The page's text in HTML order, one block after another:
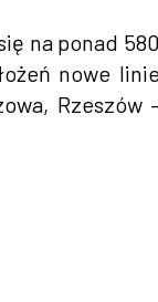
na ponad 580
nowe
Rzeszów –